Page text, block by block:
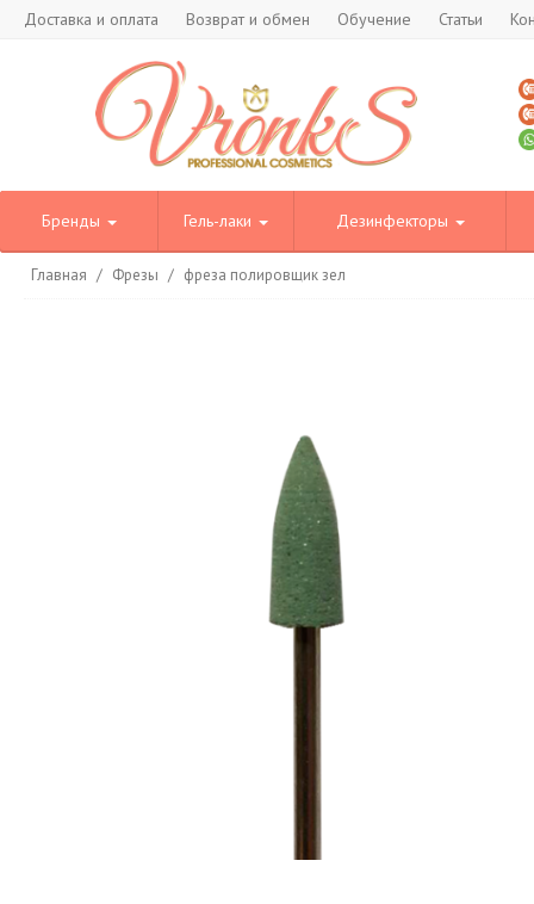
Доставка и оплата Возврат и обмен Обучение Статьи
Бренды Гель-лаки Дезинфекторы
Главная / Фрезы / фреза полировщик зел